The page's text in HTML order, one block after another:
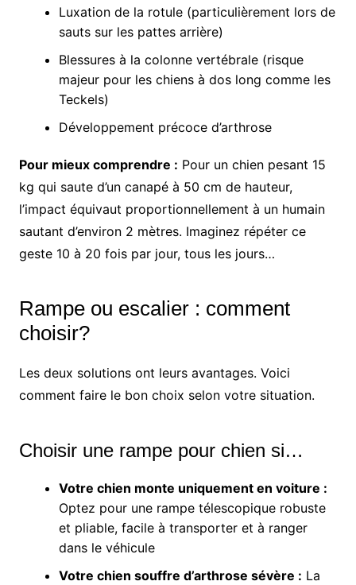
Luxation de la rotule (particulièrement lors de
sauts sur les pattes arrière)
Blessures à la colonne vertébrale (risque
majeur pour les chiens à dos long comme les
Teckels)
Développement précoce d’arthrose
Pour mieux comprendre : Pour un chien pesant 15
kg qui saute d’un canapé à 50 cm de hauteur,
l’impact équivaut proportionnellement à un humain
sautant d’environ 2 mètres. Imaginez répéter ce
geste 10 à 20 fois par jour, tous les jours…
Rampe ou escalier : comment
choisir?
Les deux solutions ont leurs avantages. Voici
comment faire le bon choix selon votre situation.
Choisir une rampe pour chien si…
Votre chien monte uniquement en voiture :
Optez pour une rampe télescopique robuste
et pliable, facile à transporter et à ranger
dans le véhicule
Votre chien souffre d’arthrose sévère : La